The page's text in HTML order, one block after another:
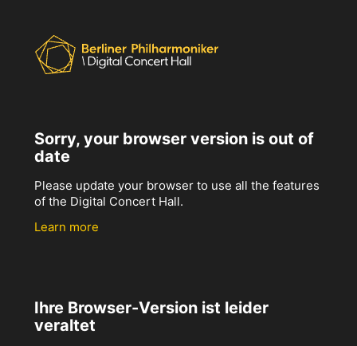
Sorry, your browser version is out of
date
Please update your browser to use all the features
of the Digital Concert Hall.
Learn more
Ihre Browser-Version ist leider
veraltet